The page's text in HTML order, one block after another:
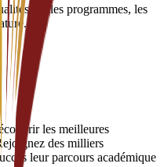
sur les programmes, les
les meilleures
des milliers
leur parcours académique